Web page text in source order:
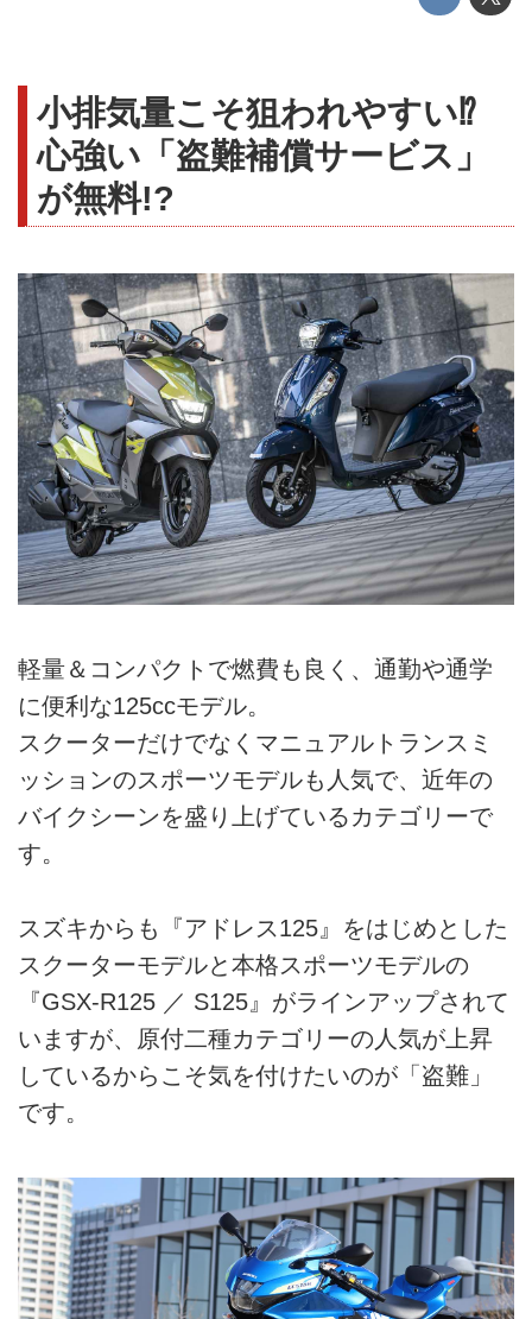
小排気量こそ狙われやすい⁉
心強い「盗難補償サービス」
が無料!?
軽量＆コンパクトで燃費も良く、通勤や通学
に便利な125ccモデル。
スクーターだけでなくマニュアルトランスミ
ッションのスポーツモデルも人気で、近年の
バイクシーンを盛り上げているカテゴリーで
す。
スズキからも『アドレス125』をはじめとした
スクーターモデルと本格スポーツモデルの
『GSX-R125 ／ S125』がラインアップされて
いますが、原付二種カテゴリーの人気が上昇
しているからこそ気を付けたいのが「盗難」
です。